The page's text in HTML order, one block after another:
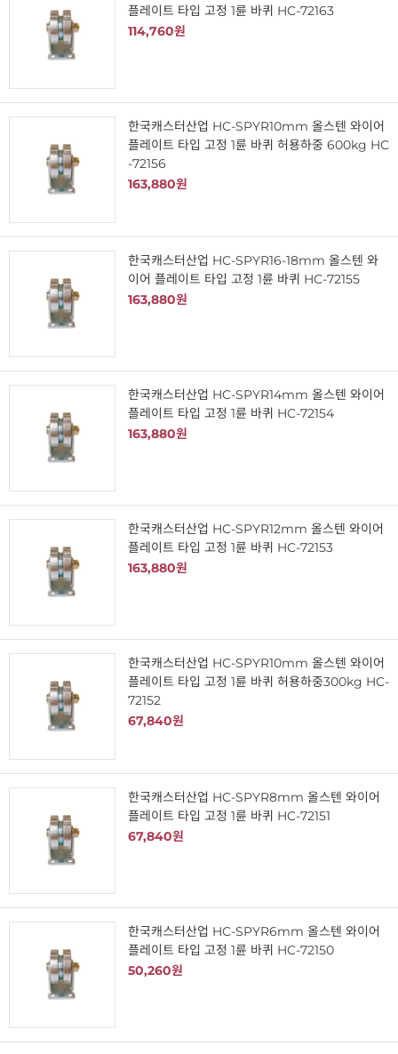
플레이트 타입 고정 1륜 바퀴 HC-72163
114,760원
한국캐스터산업 HC-SPYR10mm 올스텐 와이어
플레이트 타입 고정 1륜 바퀴 허용하중 600kg HC
-72156
163,880원
한국캐스터산업 HC-SPYR16-18mm 올스텐 와
이어 플레이트 타입 고정 1륜 바퀴 HC-72155
163,880원
한국캐스터산업 HC-SPYR14mm 올스텐 와이어
플레이트 타입 고정 1륜 바퀴 HC-72154
163,880원
한국캐스터산업 HC-SPYR12mm 올스텐 와이어
플레이트 타입 고정 1륜 바퀴 HC-72153
163,880원
한국캐스터산업 HC-SPYR10mm 올스텐 와이어
플레이트 타입 고정 1륜 바퀴 허용하중300kg HC-
72152
67,840원
한국캐스터산업 HC-SPYR8mm 올스텐 와이어
플레이트 타입 고정 1륜 바퀴 HC-72151
67,840원
한국캐스터산업 HC-SPYR6mm 올스텐 와이어
플레이트 타입 고정 1륜 바퀴 HC-72150
50,260원